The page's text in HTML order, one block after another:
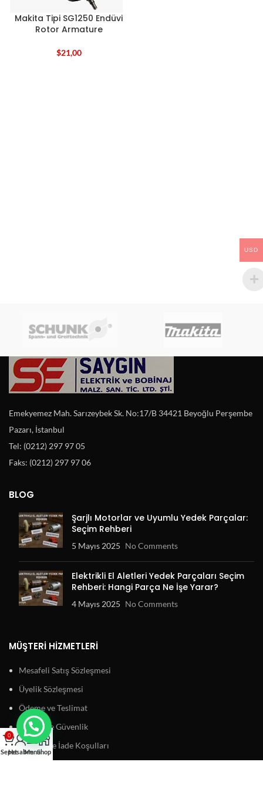
Makita Tipi SG1250 Endüvi
Rotor Armature
$21,00
Emekyemez Mah. Sarızeybek Sk. No:17/B 34421 Beyoğlu Perşembe
Pazarı, İstanbul
Tel: (0212) 297 97 05
Faks: (0212) 297 97 06
BLOG
Şarjlı Motorlar ve Uyumlu Yedek Parçalar:
Seçim Rehberi
5 Mayıs 2025 No Comments
Elektrikli El Aletleri Yedek Parçaları Seçim
Rehberi: Hangi Parça Ne İşe Yarar?
4 Mayıs 2025 No Comments
MÜŞTERI HIZMETLERI
Mesafeli Satış Sözleşmesi
Üyelik Sözleşmesi
Ödeme ve Teslimat
Gizlilik ve Güvenlik
Garanti ve İade Koşulları
USD
0
SepetHesabımMenuShop